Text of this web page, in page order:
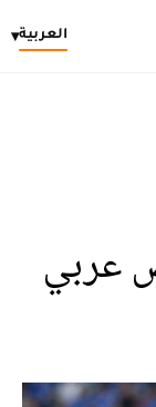
العربية▾
عربي